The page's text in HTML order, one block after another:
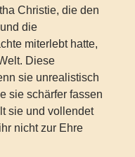
Christie, die den
die
miterlebt hatte,
Diese
sie unrealistisch
sie schärfer fassen
sie und vollendet
nicht zur Ehre